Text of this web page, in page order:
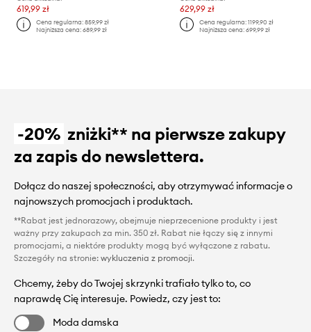
619,99 zł
Cena regularna:859,99 zł
Najniższa cena:689,99 zł
629,99 zł
Cena regularna: 1199,90 zł
Najniższa cena: 699,99 zł
-20% zniżki** na pierwsze zakupy
za zapis do newslettera.
Dołącz do naszej społeczności, aby otrzymywać informacje o
najnowszych promocjach i produktach.
**Rabat jest jednorazowy, obejmuje nieprzecenione produkty i jest
ważny przy zakupach za min. 350 zł. Rabat nie łączy się z innymi
promocjami, a niektóre produkty mogą być wyłączone z rabatu.
Szczegóły na stronie: wykluczenia z promocji.
Chcemy, żeby do Twojej skrzynki trafiało tylko to, co
naprawdę Cię interesuje. Powiedz, czy jest to:
Moda damska